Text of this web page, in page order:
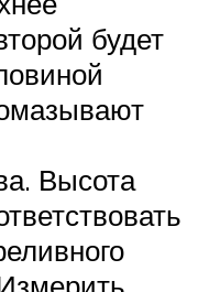
будет
Высота